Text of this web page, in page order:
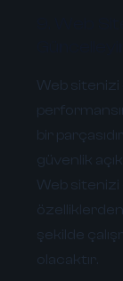
Web sitenizi
bir
güvenlik
Web
şekilde
olacaktır.